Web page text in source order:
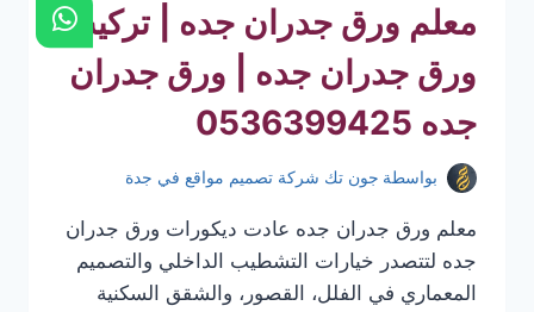
معلم ورق جدران جده | تركيب
ورق جدران جده | ورق جدران
جده 0536399425
بواسطة جون تك شركة تصميم مواقع في جدة
معلم ورق جدران جده عادت ديكورات ورق جدران
جده لتتصدر خيارات التشطيب الداخلي والتصميم
المعماري في الفلل، القصور، والشقق السكنية